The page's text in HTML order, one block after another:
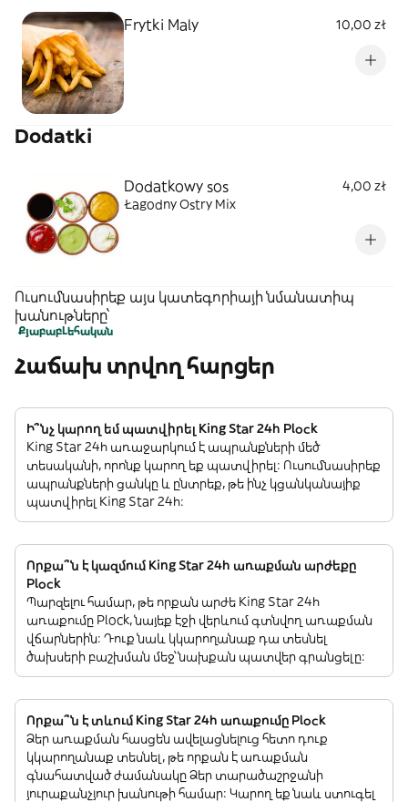
Frytki Maly 10,00 zł
Dodatki
Dodatkowy sos
4,00 zł
Łagodny Ostry Mix
Ուսումնասիրեք այս կատեգորիայի նմանատիպ
խանութները՝
ՔյաբաբԼեհական
Հաճախ տրվող հարցեր
Ի՞նչ կարող եմ պատվիրել King Star 24h Plock
King Star 24h առաջարկում է ապրանքների մեծ
տեսականի, որոնք կարող եք պատվիրել: Ուսումնասիրեք
ապրանքների ցանկը և ընտրեք, թե ինչ կցանկանայիք
պատվիրել King Star 24h:
Որքա՞ն է կազմում King Star 24h առաքման արժեքը
Plock
Պարզելու համար, թե որքան արժե King Star 24h
առաքումը Plock, նայեք էջի վերևում գտնվող առաքման
վճարներին: Դուք նաև կկարողանաք դա տեսնել
ծախսերի բաշխման մեջ՝ նախքան պատվեր գրանցելը:
Որքա՞ն է տևում King Star 24h առաքումը Plock
Ձեր առաքման հասցեն ավելացնելուց հետո դուք
կկարողանաք տեսնել, թե որքան է առաքման
գնահատված ժամանակը Ձեր տարածաշրջանի
յուրաքանչյուր խանութի համար: Կարող եք նաև ստուգել